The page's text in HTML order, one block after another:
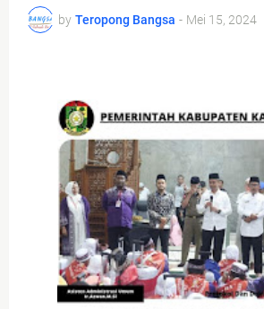
by Teropong Bangsa - Mei 15, 2024